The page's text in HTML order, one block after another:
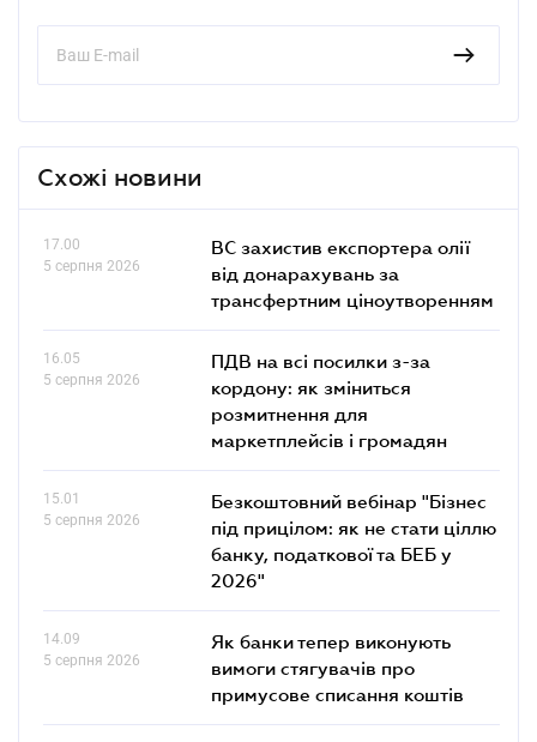
Схожі новини
17.00
5 серпня 2026
ВС захистив експортера олії
від донарахувань за
трансфертним ціноутворенням
16.05
5 серпня 2026
ПДВ на всі посилки з-за
кордону: як зміниться
розмитнення для
маркетплейсів і громадян
15.01
5 серпня 2026
Безкоштовний вебінар "Бізнес
під прицілом: як не стати ціллю
банку, податкової та БЕБ у
2026"
14.09
5 серпня 2026
Як банки тепер виконують
вимоги стягувачів про
примусове списання коштів